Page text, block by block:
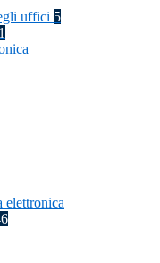
uffici 5
1
elettronica